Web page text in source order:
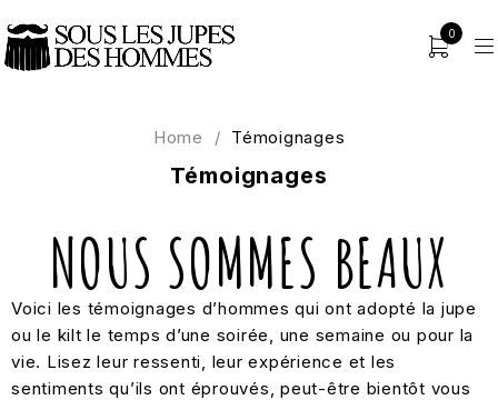
0
Témoignages
Home / Témoignages
NOUS SOMMES BEAUX
Voici les témoignages d’hommes qui ont adopté la jupe
ou le kilt le temps d’une soirée, une semaine ou pour la
vie. Lisez leur ressenti, leur expérience et les
sentiments qu’ils ont éprouvés, peut-être bientôt vous